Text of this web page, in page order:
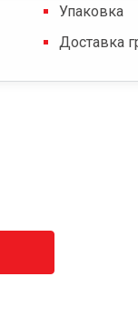
Упаковка
Доставка